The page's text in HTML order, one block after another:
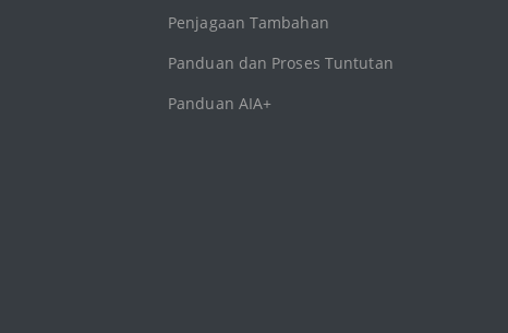
Penjagaan Tambahan
Panduan dan Proses Tuntutan
Panduan AIA+